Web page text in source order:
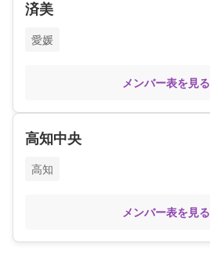
済美
愛媛
メンバー表を見る
高知中央
高知
メンバー表を見る